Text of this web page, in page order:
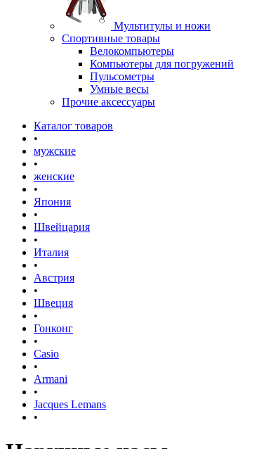
Мультитулы и ножи
Спортивные товары
Велокомпьютеры
Компьютеры для погружений
Пульсометры
Умные весы
Прочие аксессуары
Каталог товаров
•
мужские
•
женские
•
Япония
•
Швейцария
•
Италия
•
Австрия
•
Швеция
•
Гонконг
•
Casio
•
Armani
•
Jacques Lemans
•